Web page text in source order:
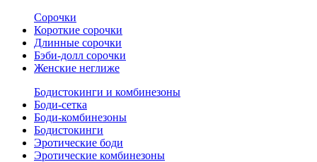
Сорочки
Короткие сорочки
Длинные сорочки
Бэби-долл сорочки
Женские неглиже
Бодистокинги и комбинезоны
Боди-сетка
Боди-комбинезоны
Бодистокинги
Эротические боди
Эротические комбинезоны